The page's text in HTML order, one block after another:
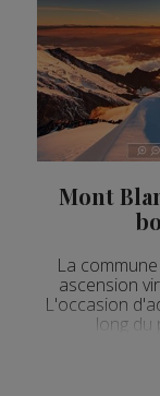
Mont
La
ascension
L'occasion
long du